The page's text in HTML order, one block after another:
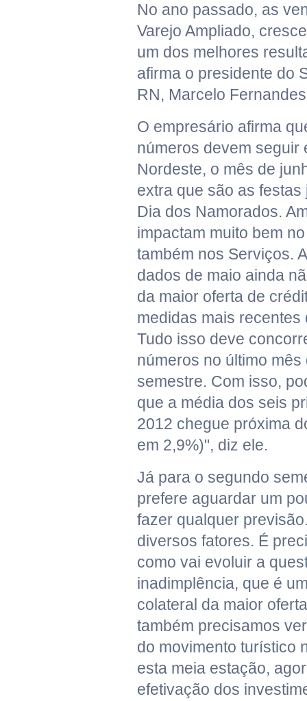
No ano passado, as
Varejo Ampliado,
um dos melhores
afirma o presidente do
RN, Marcelo
O empresário afirma
números devem seguir
Nordeste, o mês de
extra que são as
Dia dos Namorados.
impactam muito bem
também nos Serviços.
dados de maio ainda
da maior oferta de
medidas mais
Tudo isso deve
números no último mês
semestre. Com isso,
que a média dos seis
2012 chegue próxima
em 2,9%)", diz ele.
Já para o segundo
prefere aguardar um
fazer qualquer
diversos fatores. É
como vai evoluir a
inadimplência, que é
colateral da maior
também precisamos
do movimento turístico
esta meia estação,
efetivação dos